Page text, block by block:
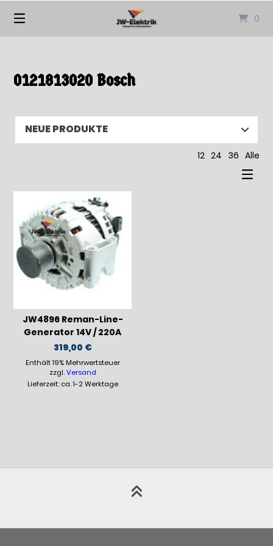
0
0121813020 Bosch
12 24 36 Alle
JW4896 Reman-Line-
Generator 14V / 220A
319,00 €
Enthält 19% Mehrwertsteuer
zzgl.Versand
Lieferzeit: ca. 1-2 Werktage